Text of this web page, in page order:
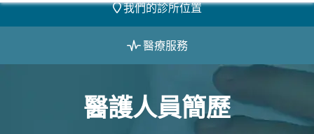
我們的診所位置
醫療服務
醫護人員簡歷